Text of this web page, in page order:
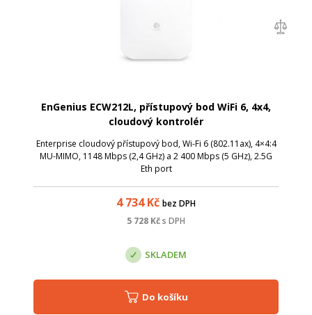
EnGenius ECW212L, přístupový bod WiFi 6, 4x4,
cloudový kontrolér
Enterprise cloudový přístupový bod, Wi-Fi 6 (802.11ax), 4×4:4
MU-MIMO, 1148 Mbps (2,4 GHz) a 2 400 Mbps (5 GHz), 2.5G
Eth port
4 734Kč bez DPH
5 728 Kčs DPH
SKLADEM
Do košíku